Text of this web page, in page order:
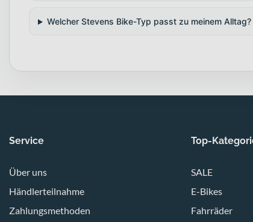
Welcher Stevens Bike-Typ passt zu meinem Alltag?
Service
Über uns
Händlerteilnahme
Zahlungsmethoden
Top-
SALE
E-Bikes
Fahrräder